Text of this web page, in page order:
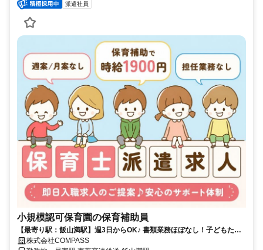
派遣社員
小規模認可保育園の保育補助員
【最寄り駅：飯山満駅】週3日からOK♪ 書類業務ほぼなし！子どもたち
とじっくり関われる環境★
株式会社COMPASS